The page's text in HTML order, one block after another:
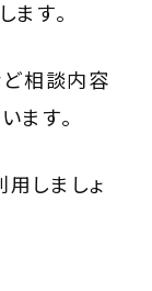
ます。
ど相談内容
ます。
しましょ